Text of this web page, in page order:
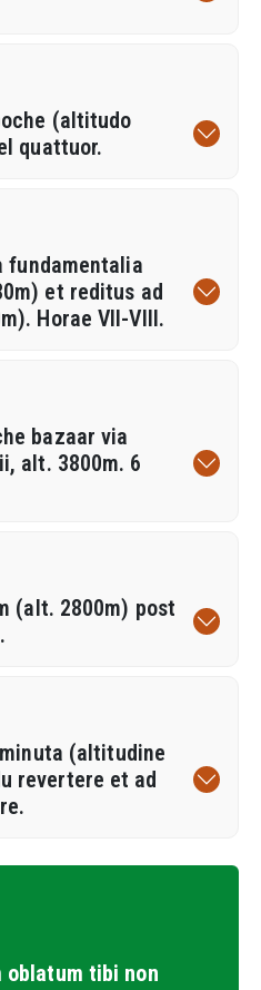
(altitudo
quattuor.
fundamentalia
et reditus ad
Horae VII-VIII.
bazaar via
alt. 3800m. 6
(alt. 2800m) post
(altitudine
revertere et ad
oblatum tibi non